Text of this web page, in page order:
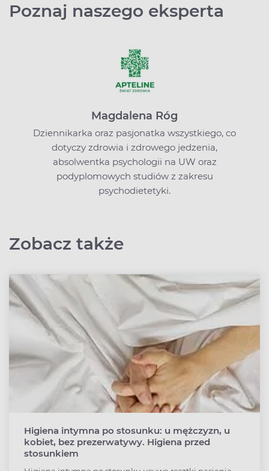
Poznaj naszego eksperta
Magdalena Róg
Dziennikarka oraz pasjonatka wszystkiego, co
dotyczy zdrowia i zdrowego jedzenia,
absolwentka psychologii na UW oraz
podyplomowych studiów z zakresu
psychodietetyki.
Zobacz także
Higiena intymna po stosunku: u mężczyzn, u
kobiet, bez prezerwatywy. Higiena przed
stosunkiem